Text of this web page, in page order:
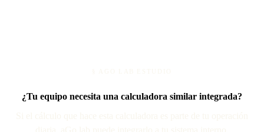
¿Tu equipo necesita una calculadora similar integrada?